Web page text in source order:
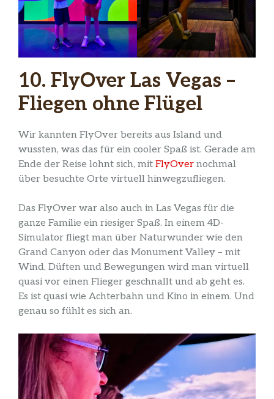
10. FlyOver Las Vegas –
Fliegen ohne Flügel
Wir kannten FlyOver bereits aus Island und
wussten, was das für ein cooler Spaß ist. Gerade am
Ende der Reise lohnt sich, mit FlyOver nochmal
über besuchte Orte virtuell hinwegzufliegen.
Das FlyOver war also auch in Las Vegas für die
ganze Familie ein riesiger Spaß. In einem 4D-
Simulator fliegt man über Naturwunder wie den
Grand Canyon oder das Monument Valley – mit
Wind, Düften und Bewegungen wird man virtuell
quasi vor einen Flieger geschnallt und ab geht es.
Es ist quasi wie Achterbahn und Kino in einem. Und
genau so fühlt es sich an.